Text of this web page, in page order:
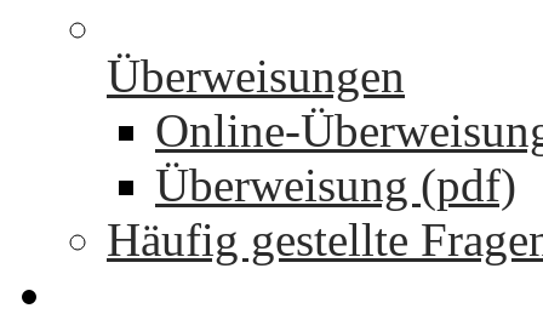
Überweisungen
Online-
Überweisung (pdf)
Häufig gestellte